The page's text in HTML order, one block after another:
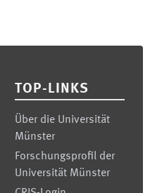
TOP-LINKS
Über die Universität
Münster
Forschungsprofil der
Universität Münster